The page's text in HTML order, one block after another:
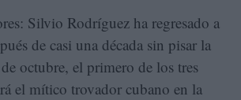
Silvio Rodríguez ha regresado a
de casi una década sin pisar la
octubre, el primero de los tres
el mítico trovador cubano en la